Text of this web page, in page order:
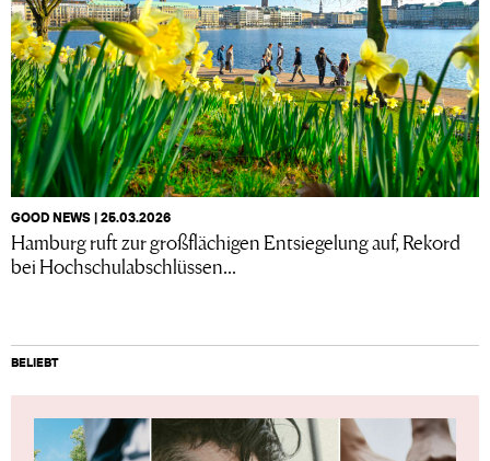
GOOD NEWS | 25.03.2026
Hamburg ruft zur großflächigen Entsiegelung auf, Rekord
bei Hochschulabschlüssen...
BELIEBT